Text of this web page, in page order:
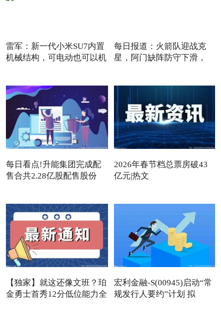
雷军：新一代小米SU7内置
机械结构，可电动也可以机
每日报道：火箭队迎战克
星，阿门缺阵防守下滑，
每日看点!升能集团完成配
售合共2.28亿股配售股份
2026年春节档总票房破43
亿元|热文
【独家】就这还像文班？珀
金勇士首秀12分低位能力全
宏利金融-S(00945)启动“常
规发行人要约”计划 拟